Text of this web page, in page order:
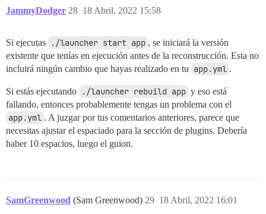
JammyDodger 18 Abril, 2022 15:58
28
Si ejecutas ./launcher start app , se iniciará la versión
existente que tenías en ejecución antes de la reconstrucción. Esta no
incluirá ningún cambio que hayas realizado en tu app.yml .
Si estás ejecutando ./launcher rebuild app y eso está
fallando, entonces probablemente tengas un problema con el
app.yml . A juzgar por tus comentarios anteriores, parece que
necesitas ajustar el espaciado para la sección de plugins. Debería
haber 10 espacios, luego el guion.
SamGreenwood (Sam Greenwood) 18 Abril, 2022 16:01
29